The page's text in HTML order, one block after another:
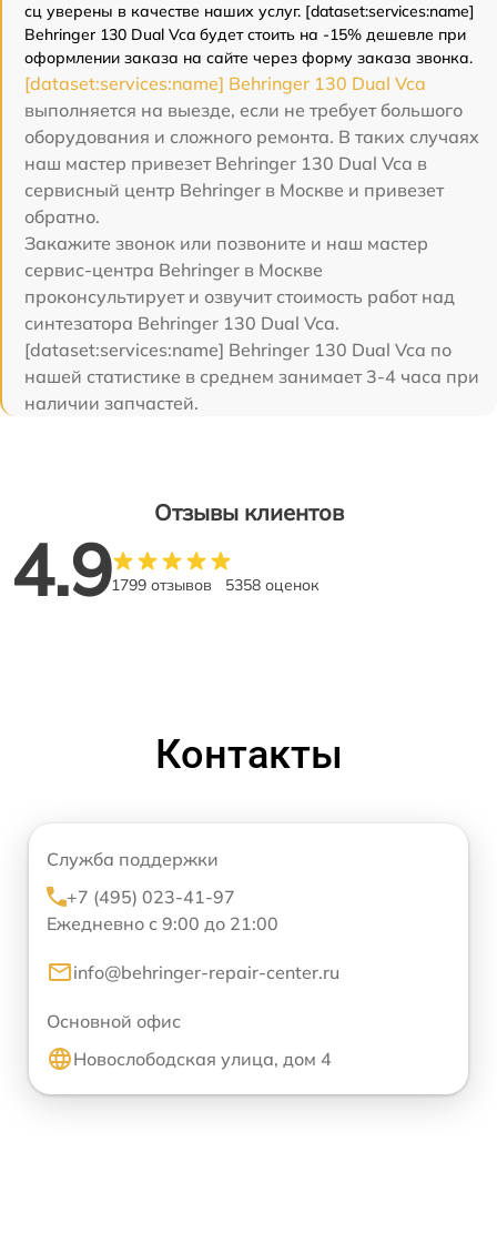
сц уверены в качестве наших услуг. [dataset:services:name]
Behringer 130 Dual Vca будет стоить на -15% дешевле при
оформлении заказа на сайте через форму заказа звонка.
[dataset:services:name] Behringer 130 Dual Vca
выполняется на выезде, если не требует большого
оборудования и сложного ремонта. В таких случаях
наш мастер привезет Behringer 130 Dual Vca в
сервисный центр Behringer в Москве и привезет
обратно.
Закажите звонок или позвоните и наш мастер
сервис-центра Behringer в Москве
проконсультирует и озвучит стоимость работ над
синтезатора Behringer 130 Dual Vca.
[dataset:services:name] Behringer 130 Dual Vca по
нашей статистике в среднем занимает 3-4 часа при
наличии запчастей.
Отзывы клиентов
4.91799 отзывов 5358 оценок
Контакты
Служба поддержки
+7 (495) 023-41-97
Ежедневно с 9:00 до 21:00
info@behringer-repair-center.ru
Основной офис
Новослободская улица, дом 4